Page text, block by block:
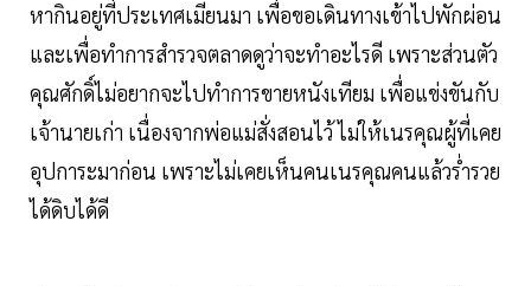
หากินอยู่ที่ประเทศเมียนมา เพื่อขอเดินทางเข้าไปพักผ่อน
และเพื่อทำการสำรวจตลาดดูว่าจะทำอะไรดี เพราะส่วนตัว
คุณศักดิ์ไม่อยากจะไปทำการขายหนังเทียม เพื่อแข่งขันกับ
เจ้านายเก่า เนื่องจากพ่อแม่สั่งสอนไว้ ไม่ให้เนรคุณผู้ที่เคย
อุปการะมาก่อน เพราะไม่เคยเห็นคนเนรคุณคนแล้วร่ำรวย
ได้ดิบได้ดี